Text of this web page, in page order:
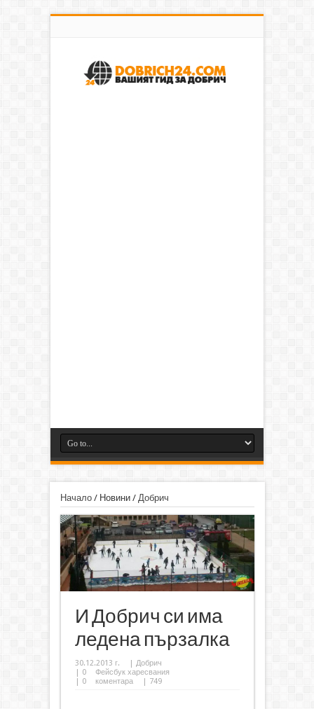
Начало/ Новини/ Добрич
И Добрич си има
ледена пързалка
30.12.2013 г. | Добрич
| 0
Фейсбук харесвания
| 0 коментара | 749